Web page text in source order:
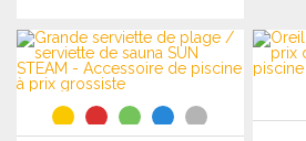
COMMANDER
Demander un devis